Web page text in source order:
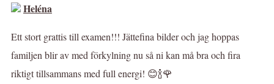
Heléna
Ett stort grattis till examen!!! Jättefina bilder och jag hoppas
familjen blir av med förkylning nu så ni kan må bra och fira
riktigt tillsammans med full energi! 😊🍾🌹